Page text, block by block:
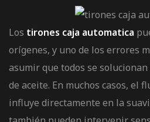
Los tirones caja automatica
orígenes, y uno de los errores
asumir que todos se
de aceite. En muchos casos, el
influye directamente en la